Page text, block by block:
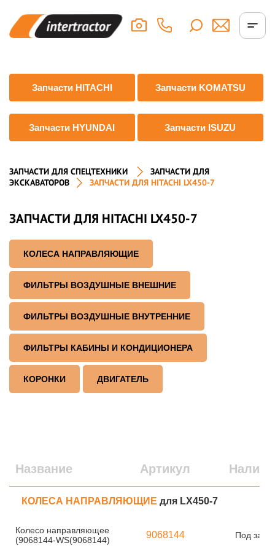
Запчасти HITACHI Запчасти KOMATSU
Запчасти HYUNDAI Запчасти ISUZU
ЗАПЧАСТИ ДЛЯ СПЕЦТЕХНИКИ
ЗАПЧАСТИ ДЛЯ
ЭКСКАВАТОРОВ
ЗАПЧАСТИ ДЛЯ HITACHI LX450-7
ЗАПЧАСТИ ДЛЯ HITACHI LX450-7
КОЛЕСА НАПРАВЛЯЮЩИЕ
ФИЛЬТРЫ ВОЗДУШНЫЕ ВНЕШНИЕ
ФИЛЬТРЫ ВОЗДУШНЫЕ ВНУТРЕННИЕ
ФИЛЬТРЫ КАБИНЫ И КОНДИЦИОНЕРА
КОРОНКИ ДВИГАТЕЛЬ
Название Артикул
КОЛЕСА НАПРАВЛЯЮЩИЕ для LX450-7
Колесо направляющее
(9068144-WS(9068144)
9068144 Под заказ